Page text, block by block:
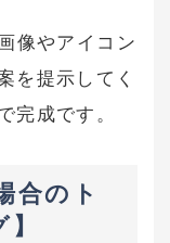
像やアイコン
を提示してく
完成です。
合のト